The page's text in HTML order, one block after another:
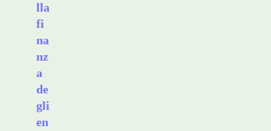
lla
fi
na
nz
a
de
gli
en